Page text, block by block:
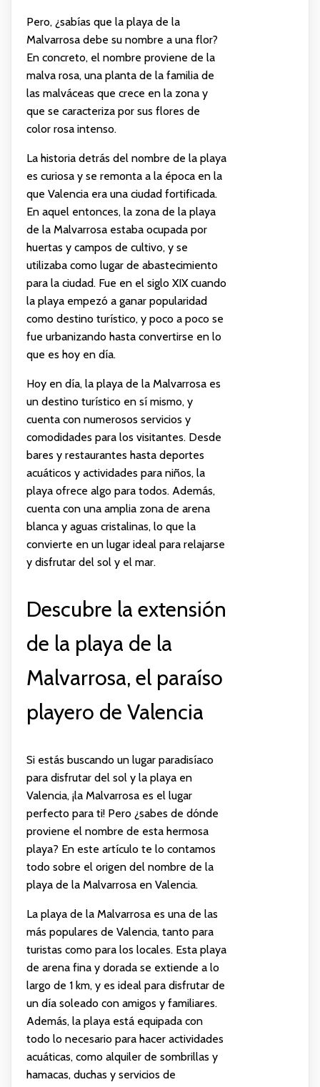
Pero, ¿sabías que la playa de la
Malvarrosa debe su nombre a una flor?
En concreto, el nombre proviene de la
malva rosa, una planta de la familia de
las malváceas que crece en la zona y
que se caracteriza por sus flores de
color rosa intenso.
La historia detrás del nombre de la playa
es curiosa y se remonta a la época en la
que Valencia era una ciudad fortificada.
En aquel entonces, la zona de la playa
de la Malvarrosa estaba ocupada por
huertas y campos de cultivo, y se
utilizaba como lugar de abastecimiento
para la ciudad. Fue en el siglo XIX cuando
la playa empezó a ganar popularidad
como destino turístico, y poco a poco se
fue urbanizando hasta convertirse en lo
que es hoy en día.
Hoy en día, la playa de la Malvarrosa es
un destino turístico en sí mismo, y
cuenta con numerosos servicios y
comodidades para los visitantes. Desde
bares y restaurantes hasta deportes
acuáticos y actividades para niños, la
playa ofrece algo para todos. Además,
cuenta con una amplia zona de arena
blanca y aguas cristalinas, lo que la
convierte en un lugar ideal para relajarse
y disfrutar del sol y el mar.
Descubre la extensión
de la playa de la
Malvarrosa, el paraíso
playero de Valencia
Si estás buscando un lugar paradisíaco
para disfrutar del sol y la playa en
Valencia, ¡la Malvarrosa es el lugar
perfecto para ti! Pero ¿sabes de dónde
proviene el nombre de esta hermosa
playa? En este artículo te lo contamos
todo sobre el origen del nombre de la
playa de la Malvarrosa en Valencia.
La playa de la Malvarrosa es una de las
más populares de Valencia, tanto para
turistas como para los locales. Esta playa
de arena fina y dorada se extiende a lo
largo de 1 km, y es ideal para disfrutar de
un día soleado con amigos y familiares.
Además, la playa está equipada con
todo lo necesario para hacer actividades
acuáticas, como alquiler de sombrillas y
hamacas, duchas y servicios de